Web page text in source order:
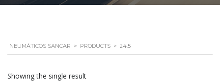
NEUMÁTICOS SANCAR > PRODUCTS > 24.5
Showing the single result